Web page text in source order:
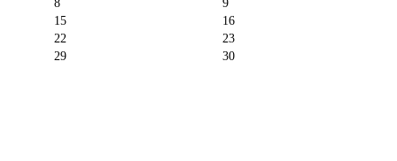
8
9
15
16
22
23
29
30